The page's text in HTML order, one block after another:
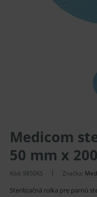
Medicom
50 mm x
Kód: 9850KS Značka:
Sterilizačná rolka pre parnú